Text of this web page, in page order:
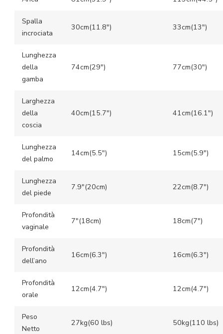
Spalla
incrociata
30cm(11.8″) 33cm(13″)
Lunghezza
della
gamba
74cm(29″) 77cm(30″)
Larghezza
della
coscia
40cm(15.7″) 41cm(16.1″)
Lunghezza
del palmo
14cm(5.5″) 15cm(5.9″)
Lunghezza
del piede
7.9″(20cm) 22cm(8.7″)
Profondità
vaginale
7″(18cm) 18cm(7″)
Profondità
dell’ano
16cm(6.3″) 16cm(6.3″)
Profondità
orale
12cm(4.7″) 12cm(4.7″)
Peso
Netto
27kg(60 lbs) 50kg(110 lbs)